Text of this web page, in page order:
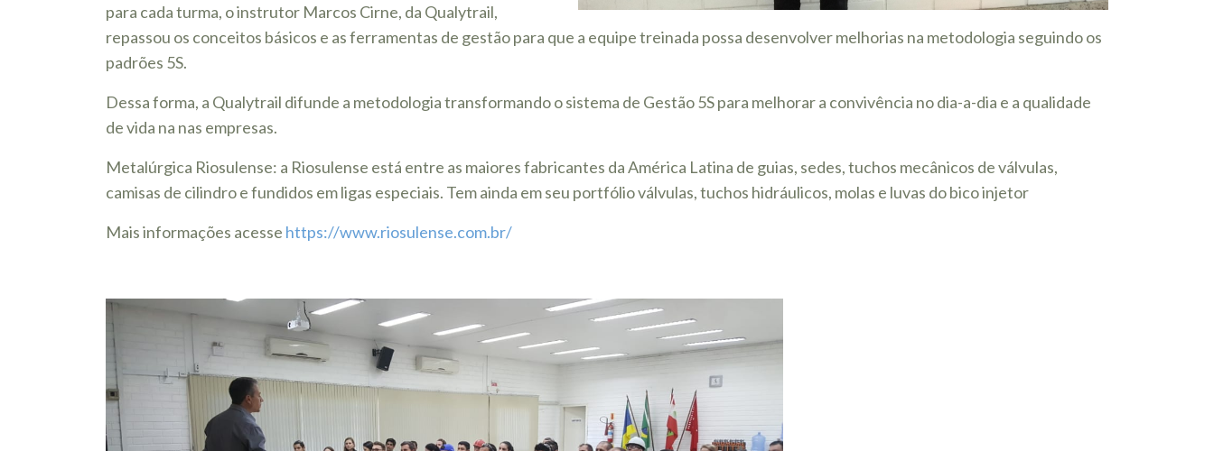
para cada turma, o instrutor Marcos Cirne, da Qualytrail,
repassou os conceitos básicos e as ferramentas de gestão para que a equipe treinada possa desenvolver melhorias na metodologia seguindo os
padrões 5S.
Dessa forma, a Qualytrail difunde a metodologia transformando o sistema de Gestão 5S para melhorar a convivência no dia-a-dia e a qualidade
de vida na nas empresas.
Metalúrgica Riosulense: a Riosulense está entre as maiores fabricantes da América Latina de guias, sedes, tuchos mecânicos de válvulas,
camisas de cilindro e fundidos em ligas especiais. Tem ainda em seu portfólio válvulas, tuchos hidráulicos, molas e luvas do bico injetor
Mais informações acesse https://www.riosulense.com.br/